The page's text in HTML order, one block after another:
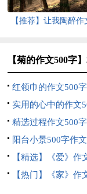
【推荐】让我陶醉作
【菊的作文500字
红领巾的作文500
实用的心中的作文
四篇
精选过程作文500
阳台小景500字作文
【精选】《爱》作
集6篇
【热门】《家》作